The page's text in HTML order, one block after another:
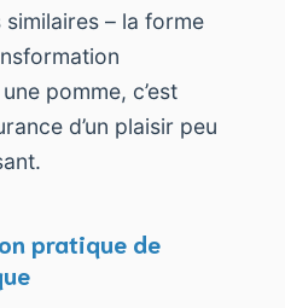
– la forme
pomme, c’est
d’un plaisir peu
pratique de